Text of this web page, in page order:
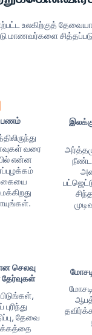
உலகிற்குத்
மாணவர்களை
பணம்
வரை
என்ன
நீண்ட
செலவு
தேவை